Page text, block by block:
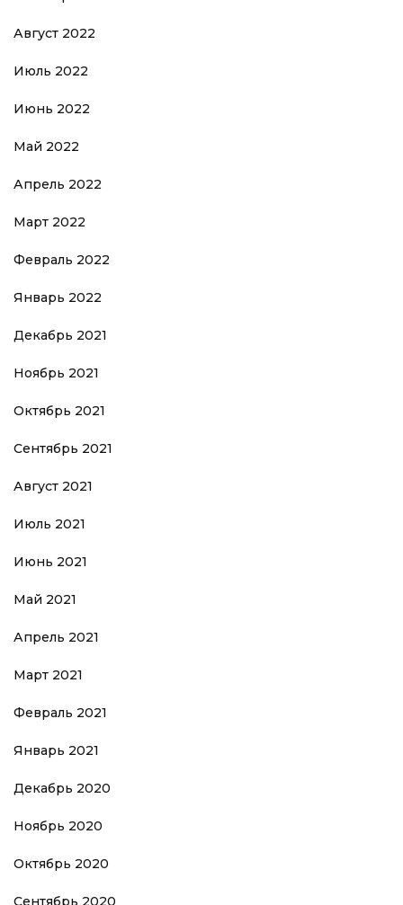
Август 2022
Июль 2022
Июнь 2022
Май 2022
Апрель 2022
Март 2022
Февраль 2022
Январь 2022
Декабрь 2021
Ноябрь 2021
Октябрь 2021
Сентябрь 2021
Август 2021
Июль 2021
Июнь 2021
Май 2021
Апрель 2021
Март 2021
Февраль 2021
Январь 2021
Декабрь 2020
Ноябрь 2020
Октябрь 2020
Сентябрь 2020